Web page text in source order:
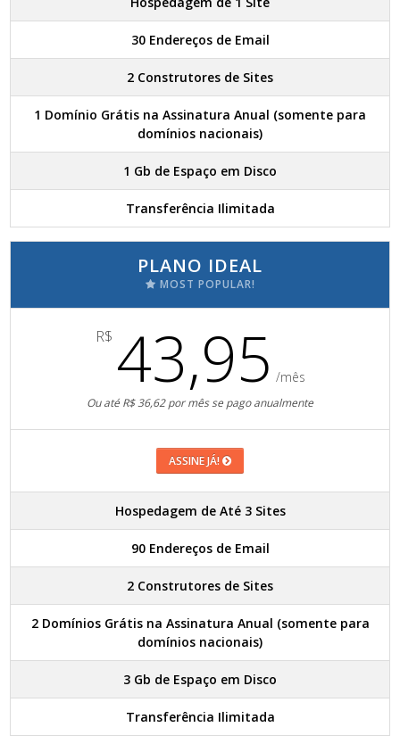
30 Endereços de Email
2 Construtores de Sites
1 Domínio Grátis na Assinatura Anual (somente para
domínios nacionais)
1 Gb de Espaço em Disco
Transferência Ilimitada
PLANO IDEAL
MOST POPULAR!
R$ 43,95 /mês
Ou até R$ 36,62 por mês se pago anualmente
ASSINE JÁ!
Hospedagem de Até 3 Sites
90 Endereços de Email
2 Construtores de Sites
2 Domínios Grátis na Assinatura Anual (somente para
domínios nacionais)
3 Gb de Espaço em Disco
Transferência Ilimitada